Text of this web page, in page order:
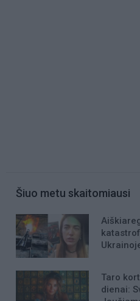
Šiuo metu skaitomiausi
Taro
dienai: